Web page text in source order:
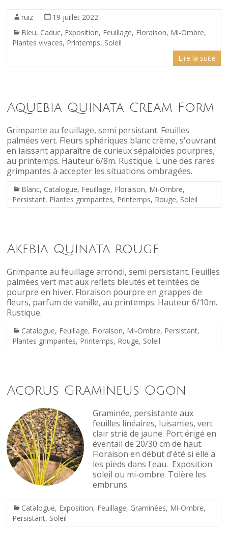
ruiz
19 juillet 2022
Bleu, Caduc, Exposition, Feuillage, Floraison, Mi-Ombre,
Plantes vivaces, Printemps, Soleil
Lire la suite
Aquebia Quinata Cream Form
Grimpante au feuillage, semi persistant. Feuilles
palmées vert. Fleurs sphériques blanc crème, s'ouvrant
en laissant apparaître de curieux sépaloïdes pourpres,
au printemps. Hauteur 6/8m. Rustique. L'une des rares
grimpantes à accepter les situations ombragées.
Blanc, Catalogue, Feuillage, Floraison, Mi-Ombre,
Persistant, Plantes grimpantes, Printemps, Rouge, Soleil
Akebia Quinata rouge
Grimpante au feuillage arrondi, semi persistant. Feuilles
palmées vert mat aux reflets bleutés et teintées de
pourpre en hiver. Floraison pourpre en grappes de
fleurs, parfum de vanille, au printemps. Hauteur 6/10m.
Rustique.
Catalogue, Feuillage, Floraison, Mi-Ombre, Persistant,
Plantes grimpantes, Printemps, Rouge, Soleil
Acorus Gramineus Ogon
Graminée, persistante aux
feuilles linéaires, luisantes, vert
clair strié de jaune. Port érigé en
éventail de 20/30 cm de haut.
Floraison en début d'été si elle a
les pieds dans l'eau. Exposition
soleil ou mi-ombre. Tolère les
embruns.
Catalogue, Exposition, Feuillage, Graminées, Mi-Ombre,
Persistant, Soleil